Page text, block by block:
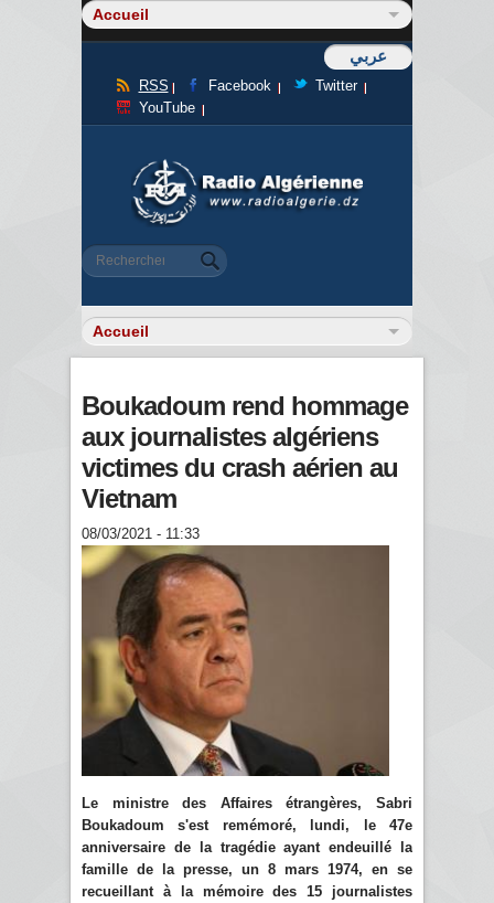
عربي
RSS Facebook
Twitter
YouTube
Formulaire de recherche
Rechercher
Boukadoum rend hommage
aux journalistes algériens
victimes du crash aérien au
Vietnam
08/03/2021 - 11:33
Le ministre des Affaires étrangères, Sabri
Boukadoum s'est remémoré, lundi, le 47e
anniversaire de la tragédie ayant endeuillé la
famille de la presse, un 8 mars 1974, en se
recueillant à la mémoire des 15 journalistes